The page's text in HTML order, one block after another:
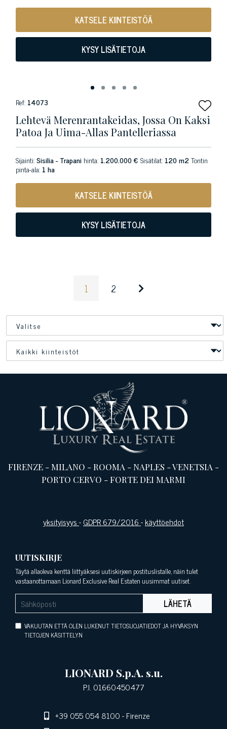
KATSELE KIINTEISTÖÄ
KYSY LISÄTIETOJA
Ref: 14073
Lehtevä Merenrantakeidas, Jossa On Kaksi
Patoa Ja Uima-Allas Pantelleriassa
Sijainti:Sisilia - Trapani hinta: 1.200.000 € Sisätilat: 120 m2Tontin
pinta-ala: 1 ha
KATSELE KIINTEISTÖÄ
KYSY LISÄTIETOJA
1 2
FIRENZE -MILANO -ROOMA -NAPLES -VENETSIA -
PORTO CERVO -FORTE DEI MARMI
yksityisyys-GDPR 679/2016-käyttöehdot
UUTISKIRJE
Täytä allaoleva kenttä liittyäksesi uutiskirjeen postituslistalle, näin tulet
vastaanottamaan Lionard Exclusive Real Estaten uusimmat uutiset.
LÄHETÄ
VAKUUTAN ETTÄ OLEN LUKENUT TIETOSUOJATIEDOT JA HYVÄKSYN
TIETOJEN KÄSITTELYN
LIONARD S.p.A. s.u.
P.I. 01660450477
+39 055 054 8100- Firenze